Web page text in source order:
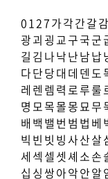
0 1 27가각간갈감
광괴 굉 교구국군
길 김 나낙난남납
다단당대 데 덴 도
레 렌 렘 력 로루룰
명 모목몰몽묘무
배 백 밸 번 범 법 베
빅 빈 빗 빙사산살
세 섹 셀 셋셰 소손
십 싱 쌍아악안알